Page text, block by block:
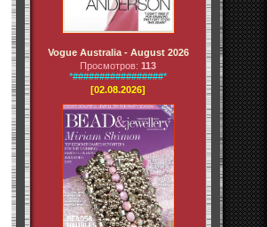
Vogue Australia - August 2026
Просмотров: 113
*#################*
[02.08.2026]